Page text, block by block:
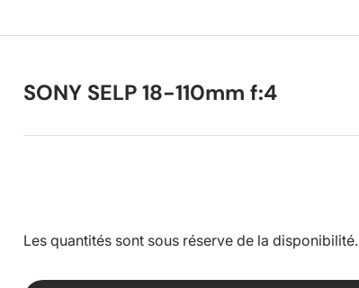
SONY SELP 18-110mm f:4
Les quantités sont sous réserve de la disponibilité.